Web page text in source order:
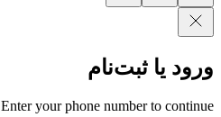
ورود یا ثبت‌نام
Enter your phone number to continue